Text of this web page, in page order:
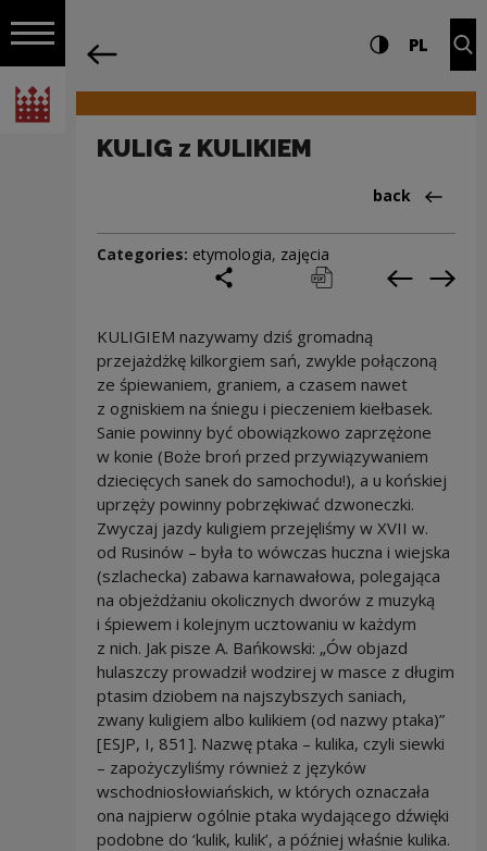
Open navigation
National Centre for Culture Poland
Navigation Settings and search
High contrast
PL
KULIG z KULIKIEM
Back
back
Categories: etymologia, zajęcia
print pobierz Previous
KULIGIEM nazywamy dziś gromadną
przejażdżkę kilkorgiem sań, zwykle połączoną
ze śpiewaniem, graniem, a czasem nawet
z ogniskiem na śniegu i pieczeniem kiełbasek.
Sanie powinny być obowiązkowo zaprzężone
w konie (Boże broń przed przywiązywaniem
dziecięcych sanek do samochodu!), a u końskiej
uprzęży powinny pobrzękiwać dzwoneczki.
Zwyczaj jazdy kuligiem przejęliśmy w XVII w.
od Rusinów – była to wówczas huczna i wiejska
(szlachecka) zabawa karnawałowa, polegająca
na objeżdżaniu okolicznych dworów z muzyką
i śpiewem i kolejnym ucztowaniu w każdym
z nich. Jak pisze A. Bańkowski: „Ów objazd
hulaszczy prowadził wodzirej w masce z długim
ptasim dziobem na najszybszych saniach,
zwany kuligiem albo kulikiem (od nazwy ptaka)”
[ESJP, I, 851]. Nazwę ptaka – kulika, czyli siewki
– zapożyczyliśmy również z języków
wschodniosłowiańskich, w których oznaczała
ona najpierw ogólnie ptaka wydającego dźwięki
podobne do ‘kulik, kulik’, a później właśnie kulika.